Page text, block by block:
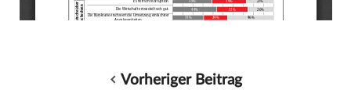
Vorheriger Beitrag